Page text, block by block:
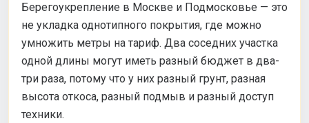
Берегоукрепление в Москве и Подмосковье — это
не укладка однотипного покрытия, где можно
умножить метры на тариф. Два соседних участка
одной длины могут иметь разный бюджет в два-
три раза, потому что у них разный грунт, разная
высота откоса, разный подмыв и разный доступ
техники.